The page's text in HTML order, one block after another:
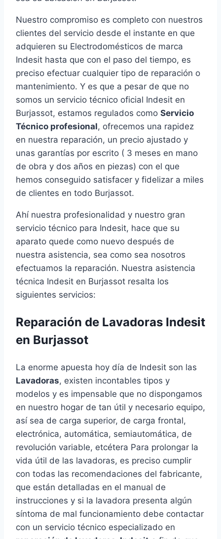
Nuestro compromiso es completo con nuestros
clientes del servicio desde el instante en que
adquieren su Electrodomésticos de marca
Indesit hasta que con el paso del tiempo, es
preciso efectuar cualquier tipo de reparación o
mantenimiento. Y es que a pesar de que no
somos un servicio técnico oficial Indesit en
Burjassot, estamos regulados como Servicio
Técnico profesional, ofrecemos una rapidez
en nuestra reparación, un precio ajustado y
unas garantías por escrito ( 3 meses en mano
de obra y dos años en piezas) con el que
hemos conseguido satisfacer y fidelizar a miles
de clientes en todo Burjassot.
Ahí nuestra profesionalidad y nuestro gran
servicio técnico para Indesit, hace que su
aparato quede como nuevo después de
nuestra asistencia, sea como sea nosotros
efectuamos la reparación. Nuestra asistencia
técnica Indesit en Burjassot resalta los
siguientes servicios:
Reparación de Lavadoras Indesit
en Burjassot
La enorme apuesta hoy día de Indesit son las
Lavadoras, existen incontables tipos y
modelos y es impensable que no dispongamos
en nuestro hogar de tan útil y necesario equipo,
así sea de carga superior, de carga frontal,
electrónica, automática, semiautomática, de
revolución variable, etcétera Para prolongar la
vida útil de las lavadoras, es preciso cumplir
con todas las recomendaciones del fabricante,
que están detalladas en el manual de
instrucciones y si la lavadora presenta algún
síntoma de mal funcionamiento debe contactar
con un servicio técnico especializado en